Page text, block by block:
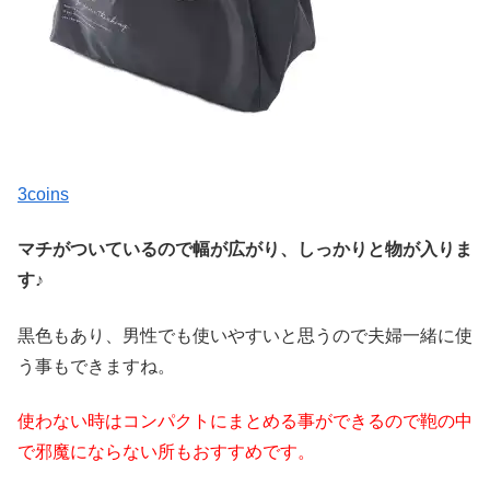
3coins
マチがついているので幅が広がり、しっかりと物が入りま
す♪
黒色もあり、男性でも使いやすいと思うので夫婦一緒に使
う事もできますね。
使わない時はコンパクトにまとめる事ができるので鞄の中
で邪魔にならない所もおすすめです。